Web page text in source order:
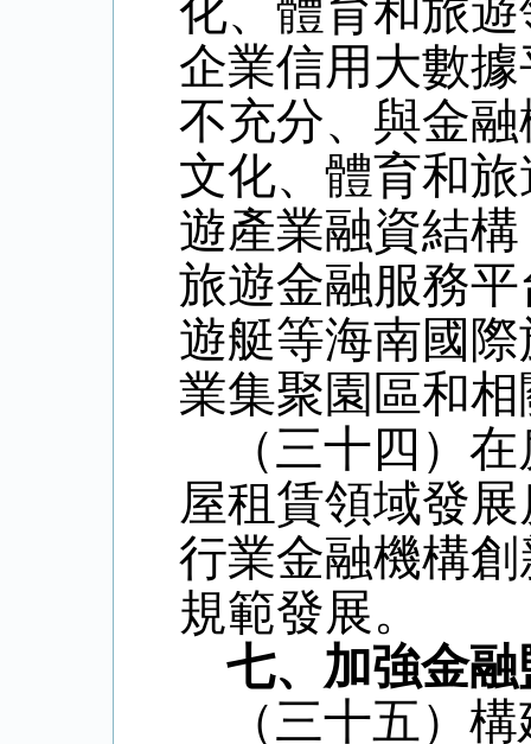
化、體育和旅
企業信用大數
不充分、與金
文化、體育和
遊產業融資結
旅遊金融服務
遊艇等海南國
業集聚園區和
（三十四）
屋租賃領域發
行業金融機構
規範發展。
七、加強金
（三十五）